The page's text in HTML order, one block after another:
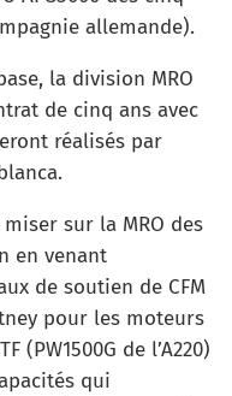
allemande).
la division MRO
de cinq ans avec
réalisés par
miser sur la MRO des
en venant
de soutien de CFM
pour les moteurs
(PW1500G de l’A220)
qui